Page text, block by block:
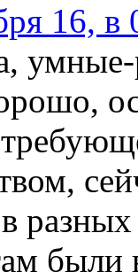
16, в
умные-
были